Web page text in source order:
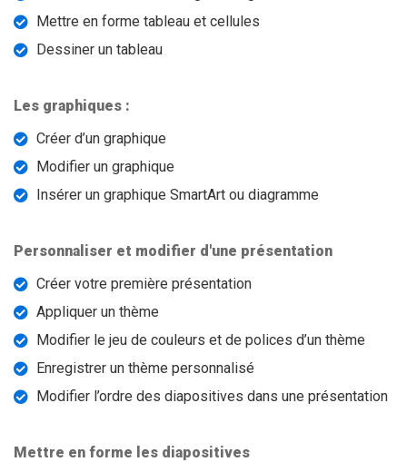
Mettre en forme tableau et cellules
Dessiner un tableau
Les graphiques :
Créer d’un graphique
Modifier un graphique
Insérer un graphique SmartArt ou diagramme
Personnaliser et modifier d'une présentation
Créer votre première présentation
Appliquer un thème
Modifier le jeu de couleurs et de polices d’un thème
Enregistrer un thème personnalisé
Modifier l’ordre des diapositives dans une présentation
Mettre en forme les diapositives